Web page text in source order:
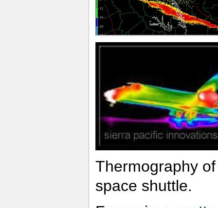
Thermography
space shuttle.